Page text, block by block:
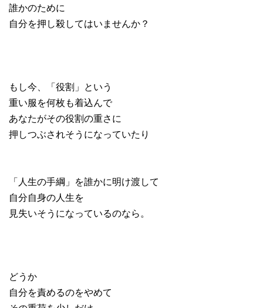
誰かのために
自分を押し殺してはいませんか？
もし今、「役割」という
重い服を何枚も着込んで
あなたがその役割の重さに
押しつぶされそうになっていたり
「人生の手綱」を誰かに明け渡して
自分自身の人生を
見失いそうになっているのなら。
どうか
自分を責めるのをやめて